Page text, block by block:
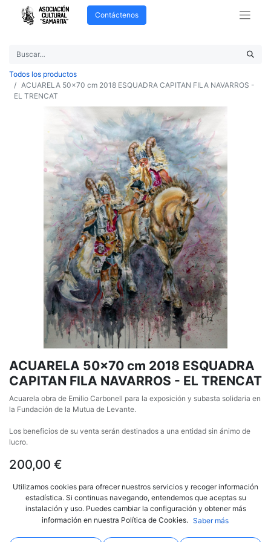
Contáctenos
Todos los productos
ACUARELA 50x70 cm 2018 ESQUADRA CAPITAN FILA NAVARROS -
EL TRENCAT
ACUARELA 50x70 cm 2018 ESQUADRA
CAPITAN FILA NAVARROS - EL TRENCAT
Acuarela obra de Emilio Carbonell para la exposición y subasta solidaria en
la Fundación de la Mutua de Levante.
Los beneficios de su venta serán destinados a una entidad sin ánimo de
lucro.
200,00 €
AÑADIR AL CARRITO COMPRAR AHORA
Utilizamos cookies para ofrecer nuestros servicios y recoger información
estadística. Si continuas navegando, entendemos que aceptas su
instalación y uso. Puedes cambiar la configuración y obtener más
información en nuestra Política de Cookies. Saber más